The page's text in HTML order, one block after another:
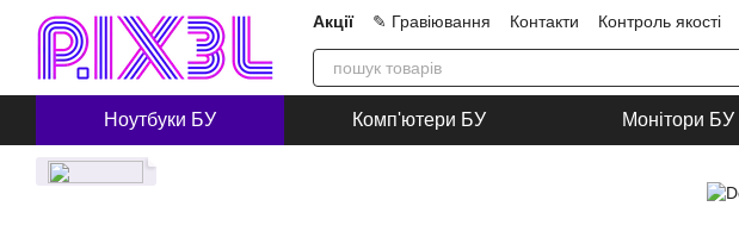
Перейти до основного контенту Акції ✎ Гравіювання Контакти Контроль якості
Про нас
Блог Співпраця Угода користувача
Ноутбуки БУ Комп'ютери БУ Монітори БУ